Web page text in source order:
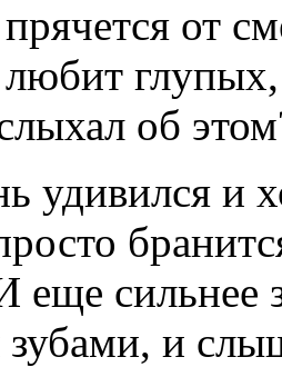
от
глупых,
об
удивился и
еще сильнее
зубами, и